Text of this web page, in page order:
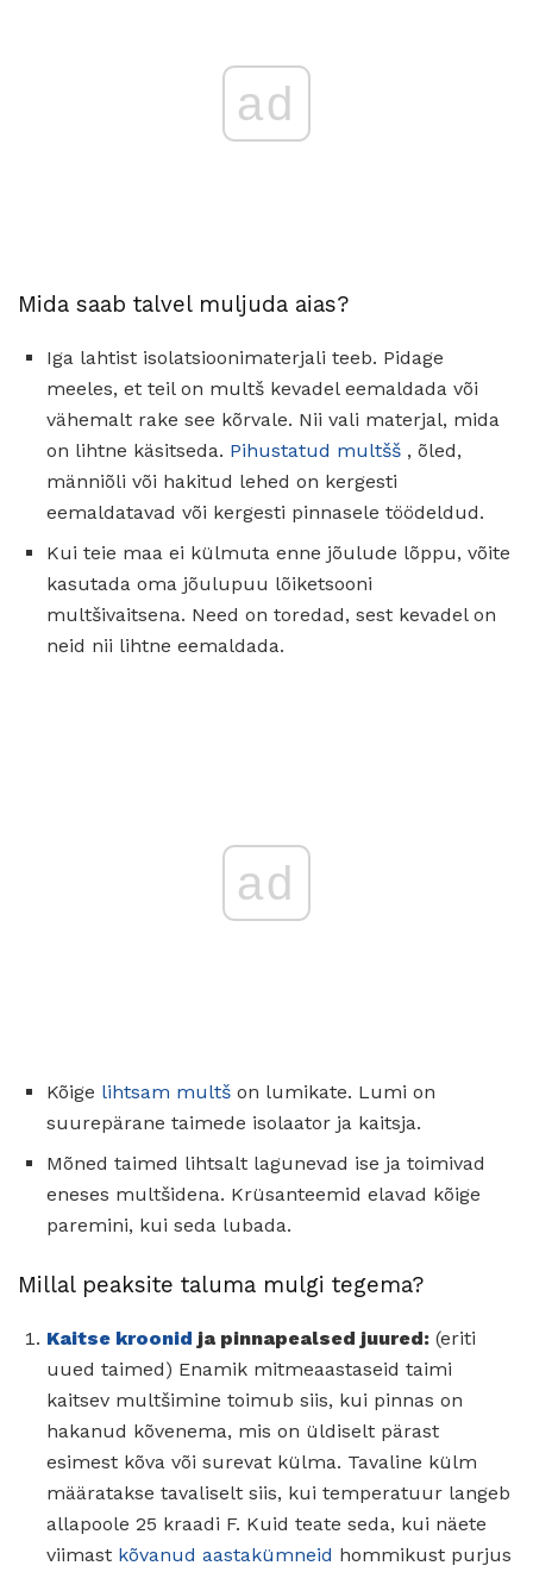
ad
Mida saab talvel muljuda aias?
Iga lahtist isolatsioonimaterjali teeb. Pidage
meeles, et teil on multš kevadel eemaldada või
vähemalt rake see kõrvale. Nii vali materjal, mida
on lihtne käsitseda. Pihustatud multšš , õled,
männiõli või hakitud lehed on kergesti
eemaldatavad või kergesti pinnasele töödeldud.
Kui teie maa ei külmuta enne jõulude lõppu, võite
kasutada oma jõulupuu lõiketsooni
multšivaitsena. Need on toredad, sest kevadel on
neid nii lihtne eemaldada.
ad
Kõige lihtsam multš on lumikate. Lumi on
suurepärane taimede isolaator ja kaitsja.
Mõned taimed lihtsalt lagunevad ise ja toimivad
eneses multšidena. Krüsanteemid elavad kõige
paremini, kui seda lubada.
Millal peaksite taluma mulgi tegema?
Kaitse kroonid ja pinnapealsed juured: (eriti
uued taimed) Enamik mitmeaastaseid taimi
kaitsev multšimine toimub siis, kui pinnas on
hakanud kõvenema, mis on üldiselt pärast
esimest kõva või surevat külma. Tavaline külm
määratakse tavaliselt siis, kui temperatuur langeb
allapoole 25 kraadi F. Kuid teate seda, kui näete
viimast kõvanud aastakümneid hommikust purjus